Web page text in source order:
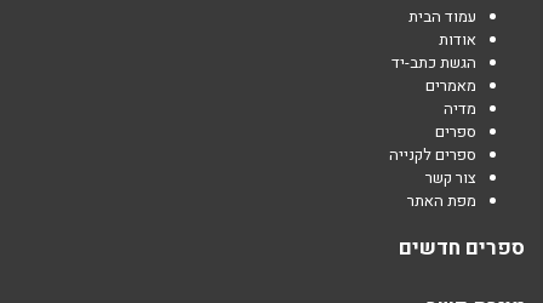
עמוד הבית
אודות
הגשת כתב-יד
מאמרים
מדיה
ספרים
ספרים לקנייה
צור קשר
מפת האתר
ספרים חדשים